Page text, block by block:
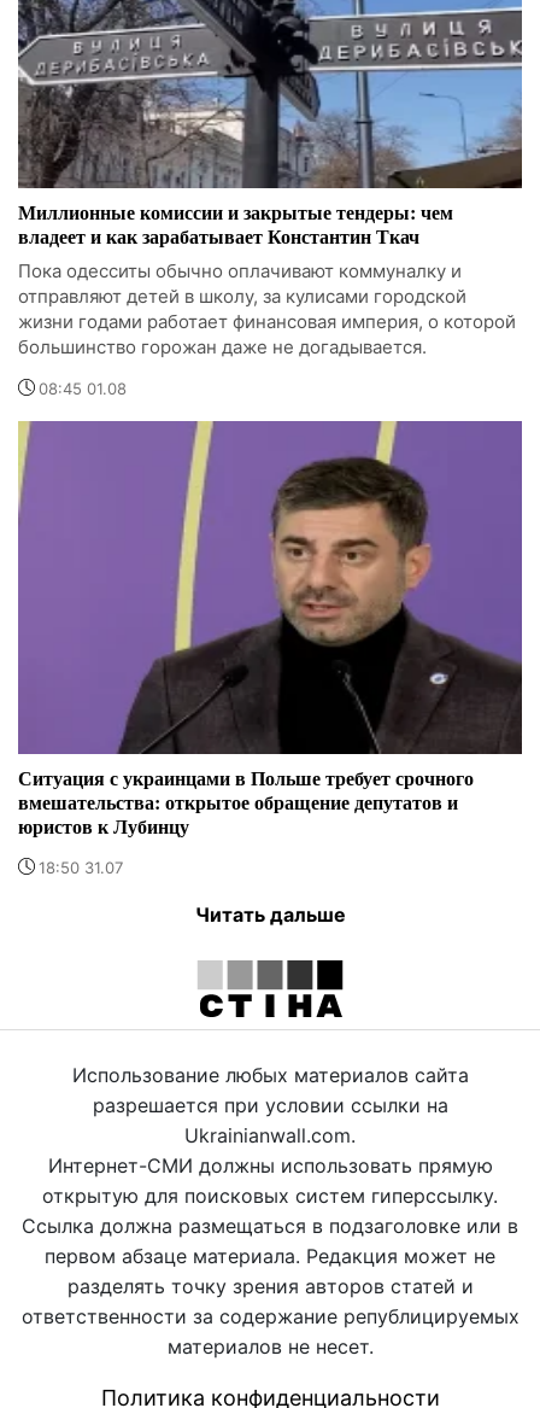
Миллионные комиссии и закрытые тендеры: чем
владеет и как зарабатывает Константин Ткач
Пока одесситы обычно оплачивают коммуналку и
отправляют детей в школу, за кулисами городской
жизни годами работает финансовая империя, о которой
большинство горожан даже не догадывается.
08:45 01.08
Ситуация с украинцами в Польше требует срочного
вмешательства: открытое обращение депутатов и
юристов к Лубинцу
18:50 31.07
Читать дальше
Использование любых материалов сайта
разрешается при условии ссылки на
Ukrainianwall.com.
Интернет-СМИ должны использовать прямую
открытую для поисковых систем гиперссылку.
Ссылка должна размещаться в подзаголовке или в
первом абзаце материала. Редакция может не
разделять точку зрения авторов статей и
ответственности за содержание републицируемых
материалов не несет.
Политика конфиденциальности